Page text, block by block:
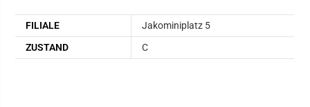
FILIALE
Jakominiplatz 5
ZUSTAND
C